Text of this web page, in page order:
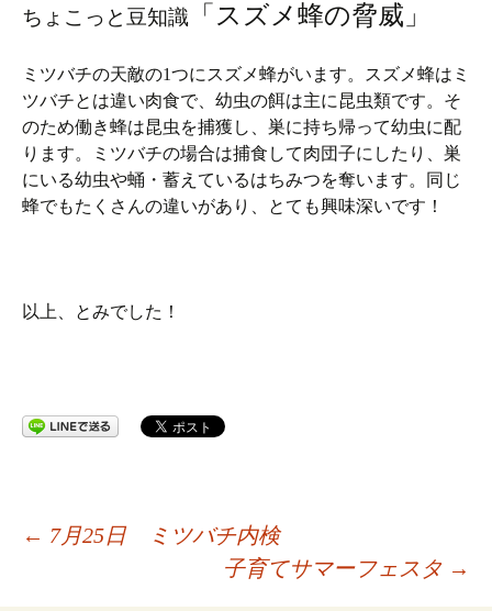
ちょこっと豆知識 「スズメ蜂の脅威」
ミツバチの天敵の1つにスズメ蜂がいます。スズメ蜂はミ
ツバチとは違い肉食で、幼虫の餌は主に昆虫類です。そ
のため働き蜂は昆虫を捕獲し、巣に持ち帰って幼虫に配
ります。ミツバチの場合は捕食して肉団子にしたり、巣
にいる幼虫や蛹・蓄えているはちみつを奪います。同じ
蜂でもたくさんの違いがあり、とても興味深いです！
以上、とみでした ！
投
← 7月25日 ミツバチ内検
子育てサマーフェスタ →